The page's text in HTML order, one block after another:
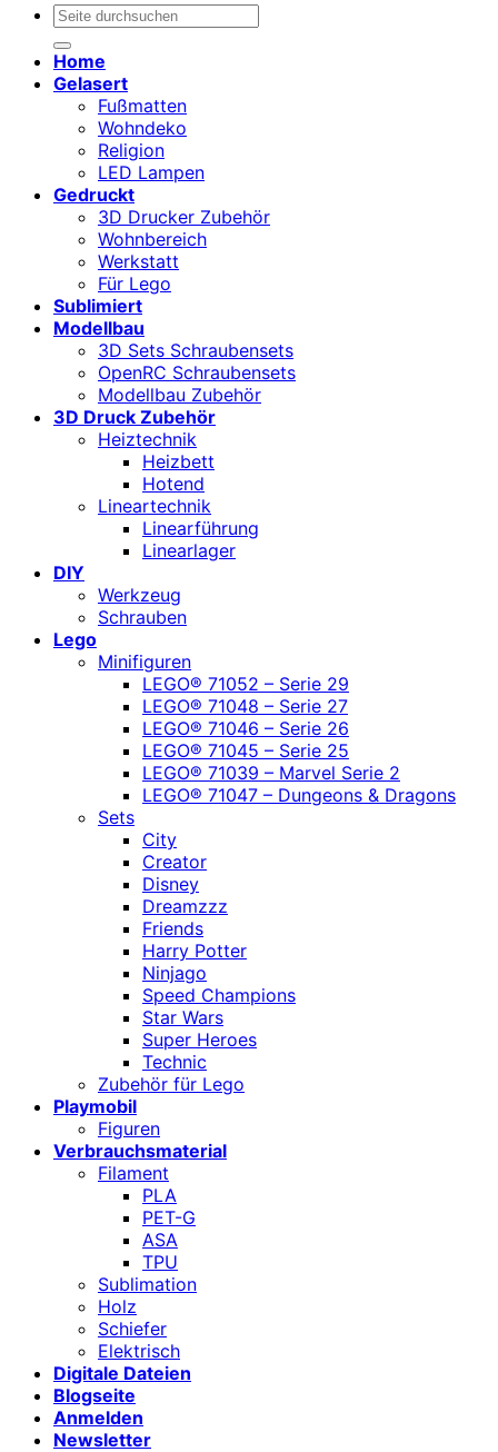
Suchen
Home
Gelasert
Fußmatten
Wohndeko
Religion
LED Lampen
Gedruckt
3D Drucker Zubehör
Wohnbereich
Werkstatt
Für Lego
Sublimiert
Modellbau
3D Sets Schraubensets
OpenRC Schraubensets
Modellbau Zubehör
3D Druck Zubehör
Heiztechnik
Heizbett
Hotend
Lineartechnik
Linearführung
Linearlager
DIY
Werkzeug
Schrauben
Lego
Minifiguren
LEGO® 71052 – Serie 29
LEGO® 71048 – Serie 27
LEGO® 71046 – Serie 26
LEGO® 71045 – Serie 25
LEGO® 71039 – Marvel Serie 2
LEGO® 71047 – Dungeons & Dragons
Sets
City
Creator
Disney
Dreamzzz
Friends
Harry Potter
Ninjago
Speed Champions
Star Wars
Super Heroes
Technic
Zubehör für Lego
Playmobil
Figuren
Verbrauchsmaterial
Filament
PLA
PET-G
ASA
TPU
Sublimation
Holz
Schiefer
Elektrisch
Digitale Dateien
Blogseite
Anmelden
Newsletter